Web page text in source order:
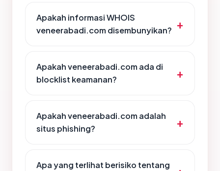
Apakah informasi WHOIS
veneerabadi.com disembunyikan?
Apakah veneerabadi.com ada di
blocklist keamanan?
Apakah veneerabadi.com adalah
situs phishing?
Apa yang terlihat berisiko tentang